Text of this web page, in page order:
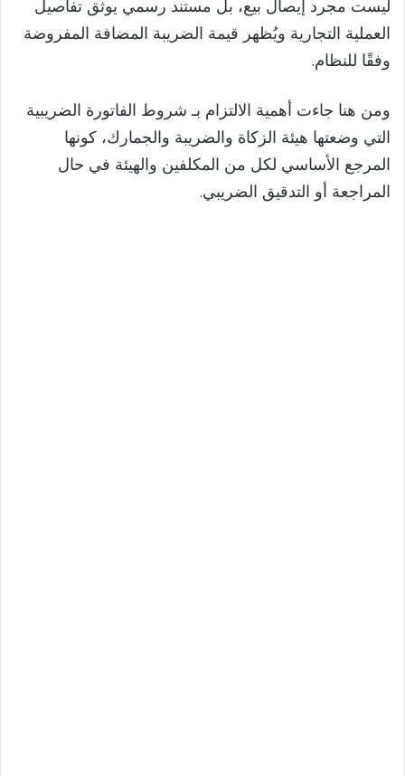
ليست مجرد إيصال بيع، بل مستند رسمي يوثق تفاصيل
العملية التجارية ويُظهر قيمة الضريبة المضافة المفروضة
وفقًا للنظام.
ومن هنا جاءت أهمية الالتزام بـ شروط الفاتورة الضريبية
التي وضعتها هيئة الزكاة والضريبة والجمارك، كونها
المرجع الأساسي لكل من المكلفين والهيئة في حال
المراجعة أو التدقيق الضريبي.